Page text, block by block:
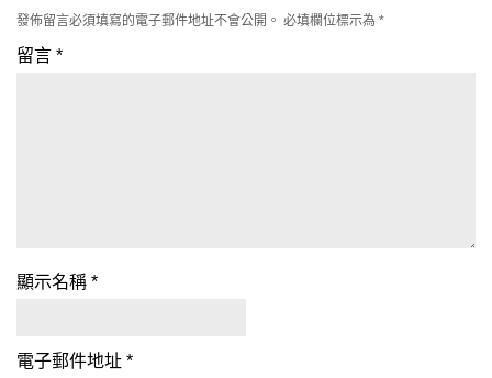
發佈留言必須填寫的電子郵件地址不會公開。 必填欄位標示為 *
留言 *
顯示名稱 *
電子郵件地址 *